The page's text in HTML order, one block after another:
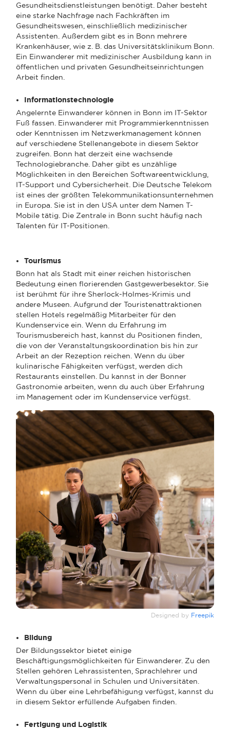
Gesundheitsdienstleistungen benötigt. Daher besteht
eine starke Nachfrage nach Fachkräften im
Gesundheitswesen, einschließlich medizinischer
Assistenten. Außerdem gibt es in Bonn mehrere
Krankenhäuser, wie z. B. das Universitätsklinikum Bonn.
Ein Einwanderer mit medizinischer Ausbildung kann in
öffentlichen und privaten Gesundheitseinrichtungen
Arbeit finden.
Informationstechnologie
Angelernte Einwanderer können in Bonn im IT-Sektor
Fuß fassen. Einwanderer mit Programmierkenntnissen
oder Kenntnissen im Netzwerkmanagement können
auf verschiedene Stellenangebote in diesem Sektor
zugreifen. Bonn hat derzeit eine wachsende
Technologiebranche. Daher gibt es unzählige
Möglichkeiten in den Bereichen Softwareentwicklung,
IT-Support und Cybersicherheit. Die Deutsche Telekom
ist eines der größten Telekommunikationsunternehmen
in Europa. Sie ist in den USA unter dem Namen T-
Mobile tätig. Die Zentrale in Bonn sucht häufig nach
Talenten für IT-Positionen.
Tourismus
Bonn hat als Stadt mit einer reichen historischen
Bedeutung einen florierenden Gastgewerbesektor. Sie
ist berühmt für ihre Sherlock-Holmes-Krimis und
andere Museen. Aufgrund der Touristenattraktionen
stellen Hotels regelmäßig Mitarbeiter für den
Kundenservice ein. Wenn du Erfahrung im
Tourismusbereich hast, kannst du Positionen finden,
die von der Veranstaltungskoordination bis hin zur
Arbeit an der Rezeption reichen. Wenn du über
kulinarische Fähigkeiten verfügst, werden dich
Restaurants einstellen. Du kannst in der Bonner
Gastronomie arbeiten, wenn du auch über Erfahrung
im Management oder im Kundenservice verfügst.
Designed by Freepik
Bildung
Der Bildungssektor bietet einige
Beschäftigungsmöglichkeiten für Einwanderer. Zu den
Stellen gehören Lehrassistenten, Sprachlehrer und
Verwaltungspersonal in Schulen und Universitäten.
Wenn du über eine Lehrbefähigung verfügst, kannst du
in diesem Sektor erfüllende Aufgaben finden.
Fertigung und Logistik